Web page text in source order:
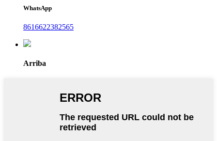
WhatsApp
8616622382565
Arriba